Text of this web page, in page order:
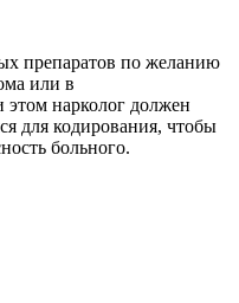
препаратов по желанию
или в
нарколог должен
для кодирования, чтобы
больного.